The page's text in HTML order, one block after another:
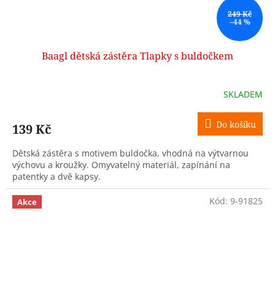
249 Kč
–44 %
Baagl dětská zástěra Tlapky s buldočkem
SKLADEM
139 Kč Do košíku
Dětská zástěra s motivem buldočka, vhodná na výtvarnou
výchovu a kroužky. Omyvatelný materiál, zapínání na
patentky a dvě kapsy.
Akce Kód: 9-91825